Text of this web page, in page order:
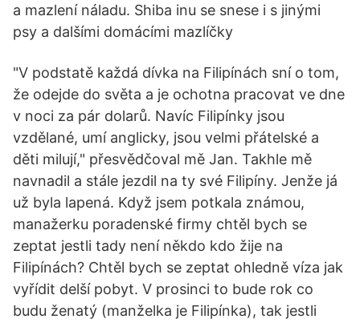
a mazlení náladu. Shiba inu se snese i s jinými
psy a dalšími domácími mazlíčky
"V podstatě každá dívka na Filipínách sní o tom,
že odejde do světa a je ochotna pracovat ve dne
v noci za pár dolarů. Navíc Filipínky jsou
vzdělané, umí anglicky, jsou velmi přátelské a
děti milují," přesvědčoval mě Jan. Takhle mě
navnadil a stále jezdil na ty své Filipíny. Jenže já
už byla lapená. Když jsem potkala známou,
manažerku poradenské firmy chtěl bych se
zeptat jestli tady není někdo kdo žije na
Filipínách? Chtěl bych se zeptat ohledně víza jak
vyřídit delší pobyt. V prosinci to bude rok co
budu ženatý (manželka je Filipínka), tak jestli